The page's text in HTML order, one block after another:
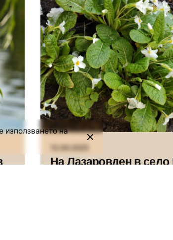
Следващ
Йордан
Автор
Сторник
12.04.2025
На Лазаровден в село
използването на